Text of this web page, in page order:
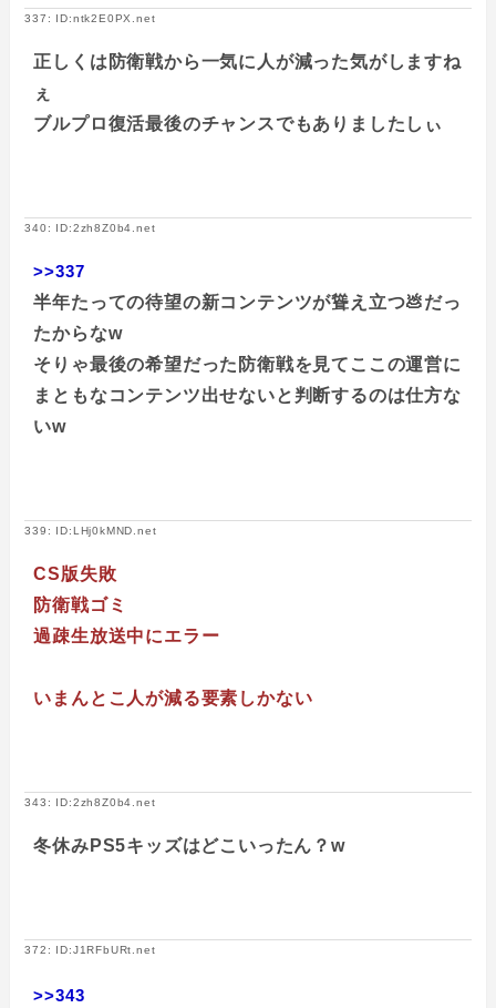
337: ID:ntk2E0PX.net
正しくは防衛戦から一気に人が減った気がしますね
ぇ
ブルプロ復活最後のチャンスでもありましたしぃ
340: ID:2zh8Z0b4.net
>>337
半年たっての待望の新コンテンツが聳え立つ💩だっ
たからなw
そりゃ最後の希望だった防衛戦を見てここの運営に
まともなコンテンツ出せないと判断するのは仕方な
いw
339: ID:LHj0kMND.net
CS版失敗
防衛戦ゴミ
過疎生放送中にエラー
いまんとこ人が減る要素しかない
343: ID:2zh8Z0b4.net
冬休みPS5キッズはどこいったん？w
372: ID:J1RFbURt.net
>>343